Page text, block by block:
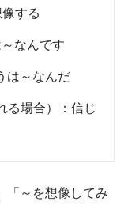
する
なんです
は～なんだ
る場合）：信じ
「～を想像してみ